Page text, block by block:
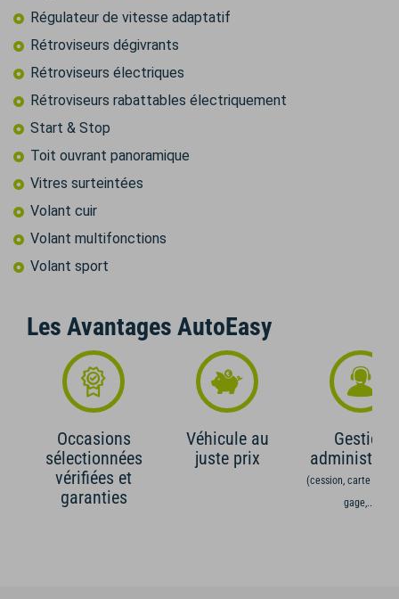
Régulateur de vitesse adaptatif
Rétroviseurs dégivrants
Rétroviseurs électriques
Rétroviseurs rabattables électriquement
Start & Stop
Toit ouvrant panoramique
Vitres surteintées
Volant cuir
Volant multifonctions
Volant sport
Les Avantages AutoEasy
Occasions
sélectionnées
vérifiées et
garanties
Véhicule au
juste prix
Gestion
(cession, carte grise,
gage,...)